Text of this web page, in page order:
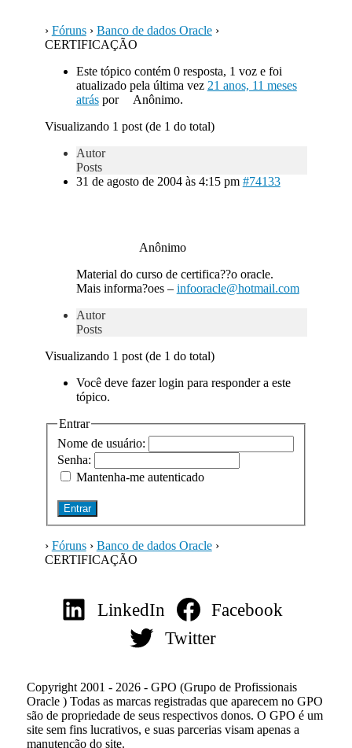
› Fóruns › Banco de dados Oracle ›
CERTIFICAÇÃO
Este tópico contém 0 resposta, 1 voz e foi
atualizado pela última vez 21 anos, 11 meses
atráspor
Anônimo.
Visualizando 1 post (de 1 do total)
Autor
Posts
31 de agosto de 2004 às 4:15 pm #74133
Anônimo
Material do curso de certifica??o oracle.
Mais informa?oes – infooracle@hotmail.com
Autor
Posts
Visualizando 1 post (de 1 do total)
Você deve fazer login para responder a este
tópico.
Entrar
Nome de usuário:
Senha:
Mantenha-me autenticado
Entrar
› Fóruns › Banco de dados Oracle ›
CERTIFICAÇÃO
LinkedIn
Facebook
Twitter
Copyright 2001 - 2026 - GPO (Grupo de Profissionais
Oracle ) Todas as marcas registradas que aparecem no GPO
são de propriedade de seus respectivos donos. O GPO é um
site sem fins lucrativos, e suas parcerias visam apenas a
manutenção do site.